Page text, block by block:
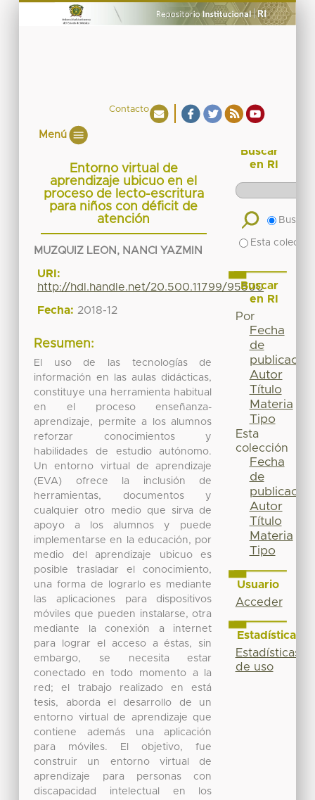
Contacto
Menú
Entorno virtual de
aprendizaje ubicuo en el
proceso de lecto-escritura
para niños con déficit de
atención
MUZQUIZ LEON, NANCI YAZMIN
URI:
http://hdl.handle.net/20.500.11799/95500
Fecha: 2018-12
Resumen:
El uso de las tecnologías de
información en las aulas didácticas,
constituye una herramienta habitual
en el proceso enseñanza-
aprendizaje, permite a los alumnos
reforzar conocimientos y
habilidades de estudio autónomo.
Un entorno virtual de aprendizaje
(EVA) ofrece la inclusión de
herramientas, documentos y
cualquier otro medio que sirva de
apoyo a los alumnos y puede
implementarse en la educación, por
medio del aprendizaje ubicuo es
posible trasladar el conocimiento,
una forma de lograrlo es mediante
las aplicaciones para dispositivos
móviles que pueden instalarse, otra
mediante la conexión a internet
para lograr el acceso a éstas, sin
embargo, se necesita estar
conectado en todo momento a la
red; el trabajo realizado en está
tesis, aborda el desarrollo de un
entorno virtual de aprendizaje que
contiene además una aplicación
para móviles. El objetivo, fue
construir un entorno virtual de
aprendizaje para personas con
discapacidad intelectual en los
Buscar
en RI
Buscar
Esta
Buscar
en RI
Por
Fecha
de
publicación
Autor
Título
Materia
Tipo
Esta
colección
Fecha
de
publicación
Autor
Título
Materia
Tipo
Usuario
Acceder
Estadísticas
Estadísticas
de uso